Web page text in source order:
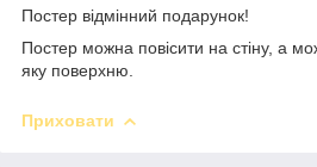
Постер відмінний подарунок!
Постер можна повісити на стіну, а
яку поверхню.
Приховати